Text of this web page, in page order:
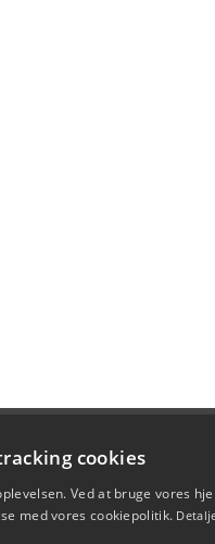
cookies
Ved at bruge vores
med vores cookiepolitik.